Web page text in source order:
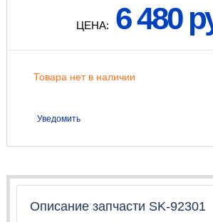
ЦЕНА: 6 480
Товара нет в наличии
Уведомить
Описание запчасти SK-92301